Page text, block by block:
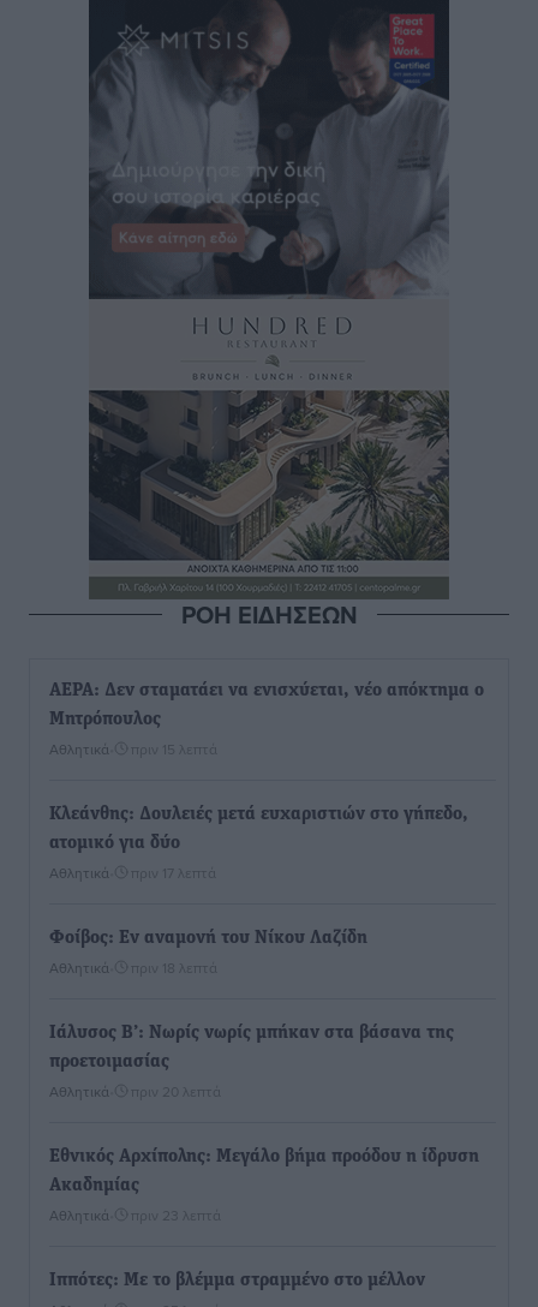
ΡΟΗ ΕΙΔΗΣΕΩΝ
ΑΕΡΑ: Δεν σταματάει να ενισχύεται, νέο απόκτημα ο
Μητρόπουλος
Αθλητικά πριν 15 λεπτά
Κλεάνθης: Δουλειές μετά ευχαριστιών στο γήπεδο,
ατομικό για δύο
Αθλητικά πριν 17 λεπτά
Φοίβος: Εν αναμονή του Νίκου Λαζίδη
Αθλητικά πριν 18 λεπτά
Ιάλυσος Β’: Νωρίς νωρίς μπήκαν στα βάσανα της
προετοιμασίας
Αθλητικά πριν 20 λεπτά
Εθνικός Αρχίπολης: Μεγάλο βήμα προόδου η ίδρυση
Ακαδημίας
Αθλητικά πριν 23 λεπτά
Ιππότες: Με το βλέμμα στραμμένο στο μέλλον